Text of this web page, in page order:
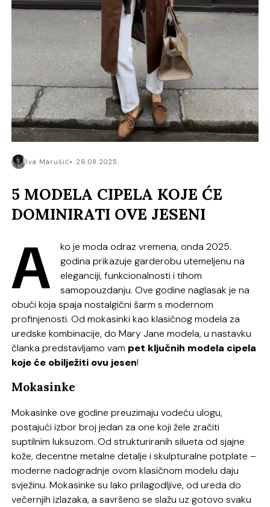
Iva Marušić 26.08.2025.
5 MODELA CIPELA KOJE ĆE
DOMINIRATI OVE JESENI
A
ko je moda odraz vremena, onda 2025.
godina prikazuje garderobu utemeljenu na
eleganciji, funkcionalnosti i tihom
samopouzdanju. Ove godine naglasak je na
obući koja spaja nostalgični šarm s modernom
profinjenosti. Od mokasinki kao klasičnog modela za
uredske kombinacije, do Mary Jane modela, u nastavku
članka predstavljamo vam pet ključnih modela cipela
koje će obilježiti ovu jesen!
Mokasinke
Mokasinke ove godine preuzimaju vodeću ulogu,
postajući izbor broj jedan za one koji žele zračiti
suptilnim luksuzom. Od strukturiranih silueta od sjajne
kože, decentne metalne detalje i skulpturalne potplate –
moderne nadogradnje ovom klasičnom modelu daju
svježinu. Mokasinke su lako prilagodljive, od ureda do
večernjih izlazaka, a savršeno se slažu uz gotovo svaku